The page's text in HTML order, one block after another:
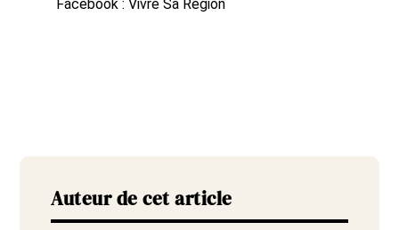
Facebook : Vivre Sa Région
Auteur de cet article